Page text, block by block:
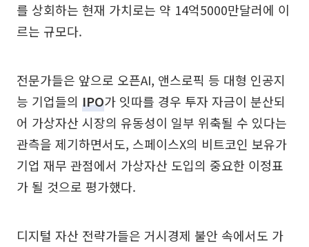
를 상회하는 현재 가치로는 약 14억5000만달러에 이
르는 규모다.
전문가들은 앞으로 오픈AI, 앤스로픽 등 대형 인공지
능 기업들의 IPO가 잇따를 경우 투자 자금이 분산되
어 가상자산 시장의 유동성이 일부 위축될 수 있다는
관측을 제기하면서도, 스페이스X의 비트코인 보유가
기업 재무 관점에서 가상자산 도입의 중요한 이정표
가 될 것으로 평가했다.
디지털 자산 전략가들은 거시경제 불안 속에서도 가